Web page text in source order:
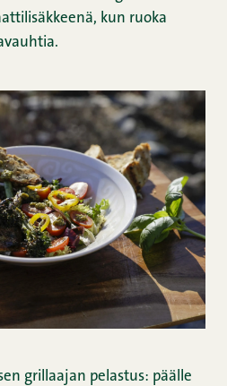
kun ruoka
grillaajan pelastus: päälle